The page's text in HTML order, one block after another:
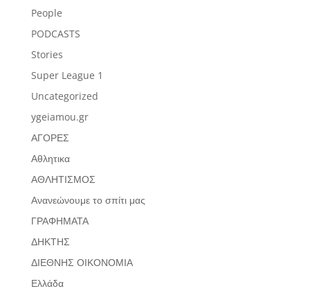
People
PODCASTS
Stories
Super League 1
Uncategorized
ygeiamou.gr
ΑΓΟΡΕΣ
Αθλητικα
ΑΘΛΗΤΙΣΜΟΣ
Ανανεώνουμε το σπίτι μας
ΓΡΑΦΗΜΑΤΑ
ΔΗΚΤΗΣ
ΔΙΕΘΝΗΣ ΟΙΚΟΝΟΜΙΑ
Ελλάδα